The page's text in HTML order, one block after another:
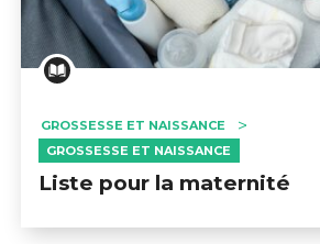
GROSSESSE ET NAISSANCE
GROSSESSE ET NAISSANCE
Liste pour la maternité